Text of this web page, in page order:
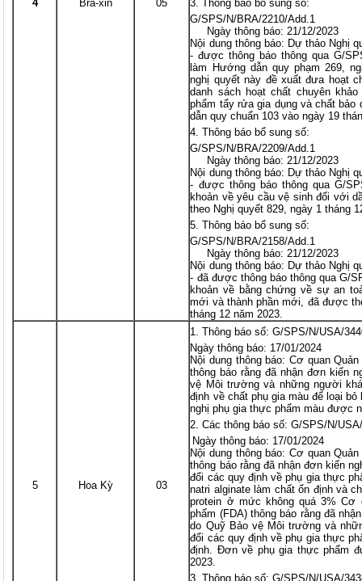
4 Bra-xin 05
Thông báo bổ sung số:
G/SPS/N/BRA/2210/Add.1
Ngày thông báo: 21/12/2023
Nội dung thông báo: Dự thảo Nghị
- được thông báo thông qua G/
làm Hướng dẫn quy phạm 269,
nghị quyết này đề xuất đưa hoạt
danh sách hoạt chất chuyên
phẩm tẩy rửa gia dụng và chất
dẫn quy chuẩn 103 vào ngày 19
Thông báo bổ sung số:
G/SPS/N/BRA/2209/Add.1
Ngày thông báo: 21/12/2023
Nội dung thông báo: Dự thảo Nghị
- được thông báo thông qua G/
khoản về yêu cầu vệ sinh đối với
theo Nghị quyết 829, ngày 1 tháng
Thông báo bổ sung số:
G/SPS/N/BRA/2158/Add.1
Ngày thông báo: 21/12/2023
Nội dung thông báo: Dự thảo Nghị
- đã được thông báo thông qua G/
khoản về bằng chứng về sự an
mới và thành phần mới, đã được
tháng 12 năm 2023.
5 Hoa Kỳ 03
Thông báo số: G/SPS/N/USA/
Ngày thông báo: 17/01/2024
Nội dung thông báo: Cơ quan
thông báo rằng đã nhận đơn kiến
vệ Môi trường và những người
định về chất phụ gia màu để loại
nghị phụ gia thực phẩm màu được
Các thông báo số: G/SPS/N/
Ngày thông báo: 17/01/2024
Nội dung thông báo: Cơ quan
thông báo rằng đã nhận đơn kiến
đổi các quy định về phụ gia thực
natri alginate làm chất ổn định và
protein ở mức không quá 3%
phẩm (FDA) thông báo rằng đã
do Quỹ Bảo vệ Môi trường và
đổi các quy định về phụ gia thực
định. Đơn về phụ gia thực phẩm
2023.
Thông báo số: G/SPS/N/USA/